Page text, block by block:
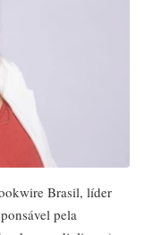
Brasil, líder
pela